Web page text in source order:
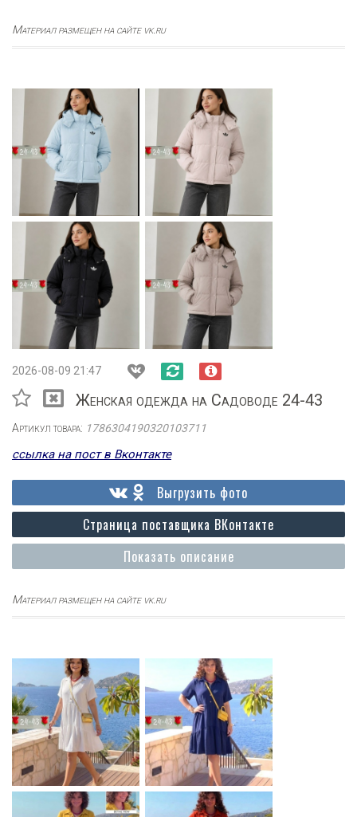
Материал размещен на сайте vk.ru
2026-08-09 21:47
Женская одежда на Садоводе 24-43
Артикул товара: 1786304190320103711
ссылка на пост в Вконтакте
Показать описание
Страница поставщика ВКонтакте
Выгрузить фото
Материал размещен на сайте vk.ru